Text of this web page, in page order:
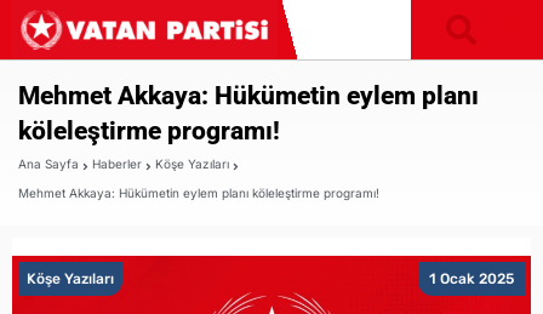
Mehmet Akkaya: Hükümetin eylem planı
köleleştirme programı!
Ana Sayfa Haberler
Köşe Yazıları
Mehmet Akkaya: Hükümetin eylem planı köleleştirme programı!
1 Ocak 2025
Köşe Yazıları